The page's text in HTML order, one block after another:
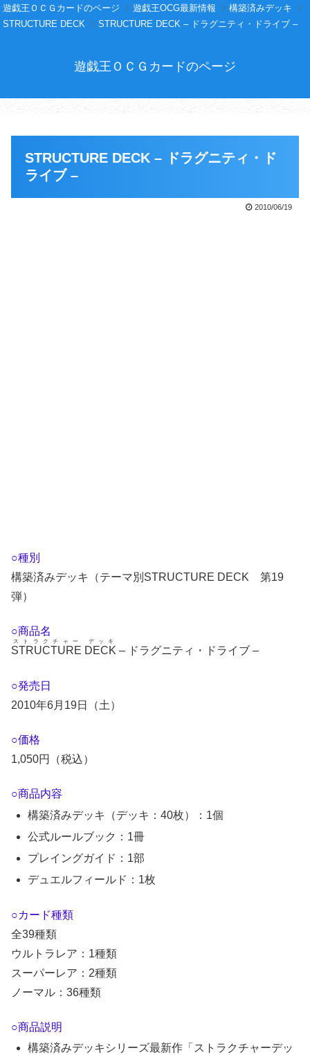
遊戯王ＯＣＧカードのページ 遊戯王OCG最新情報
構築済みデッキ
STRUCTURE DECK
STRUCTURE DECK – ドラグニティ・ドライブ –
遊戯王ＯＣＧカードのページ
STRUCTURE DECK – ドラグニティ・ド
ライブ –
2010/06/19
○種別
構築済みデッキ（テーマ別STRUCTURE DECK 第19
弾）
○商品名
STRUCTURE DECK
ストラクチャー デッキ
– ドラグニティ・ドライブ –
○発売日
2010年6月19日（土）
○価格
1,050円（税込）
○商品内容
構築済みデッキ（デッキ：40枚）：1個
公式ルールブック：1冊
プレイングガイド：1部
デュエルフィールド：1枚
○カード種類
全39種類
ウルトラレア：1種類
スーパーレア：2種類
ノーマル：36種類
○商品説明
構築済みデッキシリーズ最新作「ストラクチャーデッ